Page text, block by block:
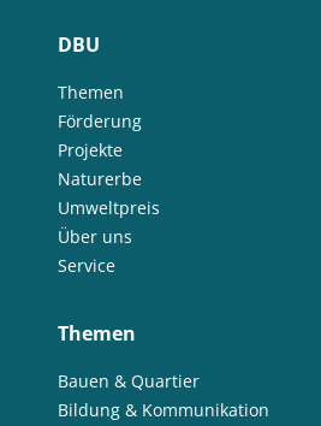
DBU
Themen
Förderung
Projekte
Naturerbe
Umweltpreis
Über uns
Service
Themen
Bauen & Quartier
Bildung & Kommunikation